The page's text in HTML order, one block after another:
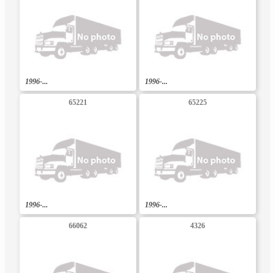
1996-... 1996-...
65221
1996-...
65225
1996-...
66062 4326